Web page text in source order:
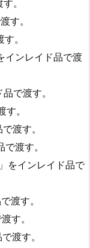
。
す。
。
インレイド品で渡
で渡す。
。
渡す。
渡す。
をインレイド品で
渡す。
す。
渡す。